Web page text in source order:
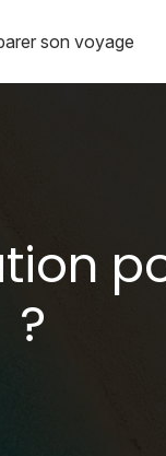
son voyage
?